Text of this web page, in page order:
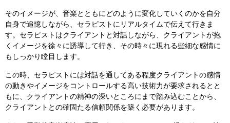
そのイメージが、音楽とともにどのように変化していくのかを自分
自身で追憶しながら、セラピストにリアルタイムで伝えて行きま
す。セラピストはクライアントと対話しながら、クライアントが抱
くイメージを徐々に誘導して行き、その時々に現れる些細な感情に
もしっかり瞠目します。
この時、セラピストには対話を通してある程度クライアントの感情
の動きやイメージをコントロールする高い技術力が要求されるとと
もに、クライアントの精神の深いところにまで踏み込むことから、
クライアントとの確固たる信頼関係を築く必要があります。